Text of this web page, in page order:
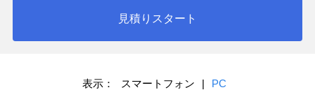
見積りスタート
表示： スマートフォン | PC